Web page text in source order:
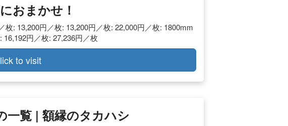
おまかせ！
: 13,200円／枚: 13,200円／枚: 22,000円／枚: 1800mm
円／枚: 27,236円／枚
to visit
一覧 | 額縁のタカハシ